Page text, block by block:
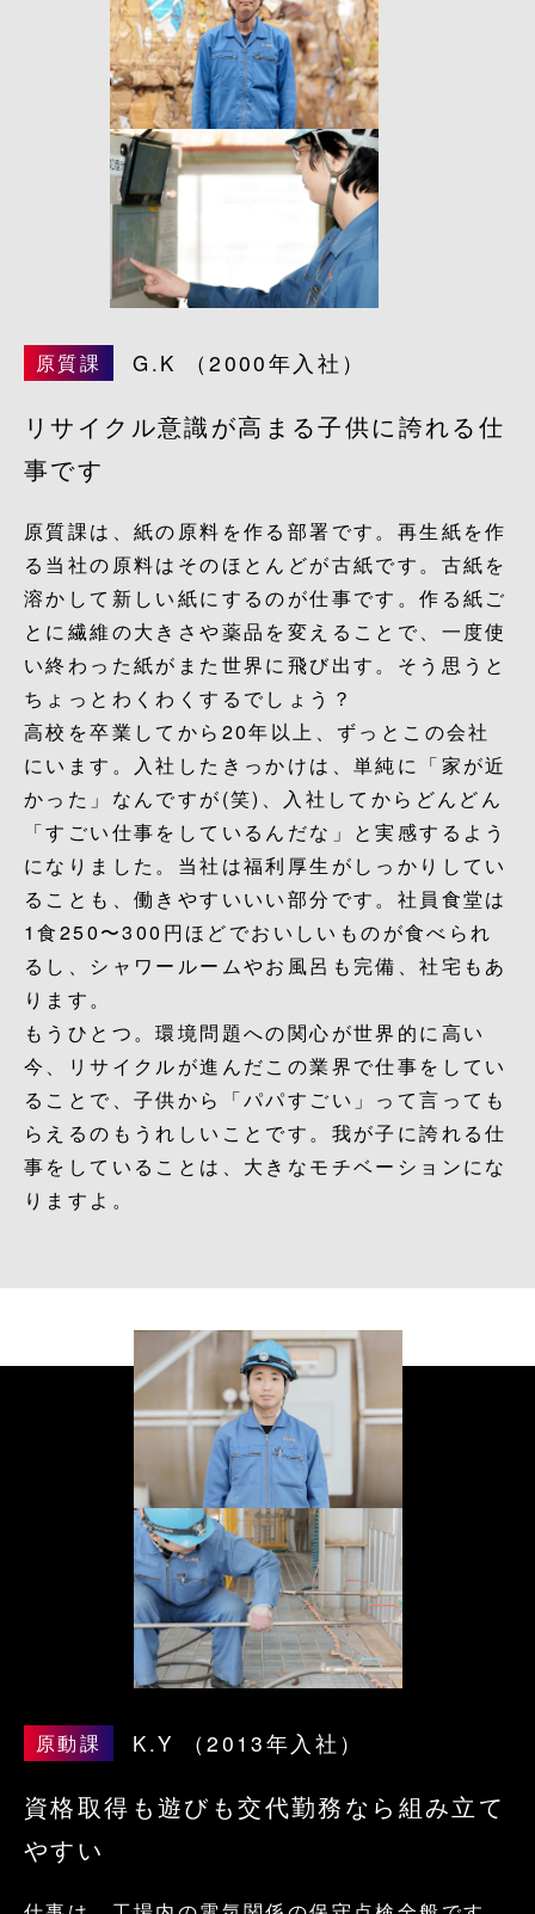
働く魅力
原質課 G.K （2000年入社）
リサイクル意識が高まる子供に誇れる仕
事です
原質課は、紙の原料を作る部署です。再生紙を作
る当社の原料はそのほとんどが古紙です。古紙を
溶かして新しい紙にするのが仕事です。作る紙ご
とに繊維の大きさや薬品を変えることで、一度使
い終わった紙がまた世界に飛び出す。そう思うと
ちょっとわくわくするでしょう？
高校を卒業してから20年以上、ずっとこの会社
にいます。入社したきっかけは、単純に「家が近
かった」なんですが(笑)、入社してからどんどん
「すごい仕事をしているんだな」と実感するよう
になりました。当社は福利厚生がしっかりしてい
ることも、働きやすいいい部分です。社員食堂は
1食250〜300円ほどでおいしいものが食べられ
るし、シャワールームやお風呂も完備、社宅もあ
ります。
もうひとつ。環境問題への関心が世界的に高い
今、リサイクルが進んだこの業界で仕事をしてい
ることで、子供から「パパすごい」って言っても
らえるのもうれしいことです。我が子に誇れる仕
事をしていることは、大きなモチベーションにな
りますよ。
原動課 K.Y （2013年入社）
資格取得も遊びも交代勤務なら組み立て
やすい